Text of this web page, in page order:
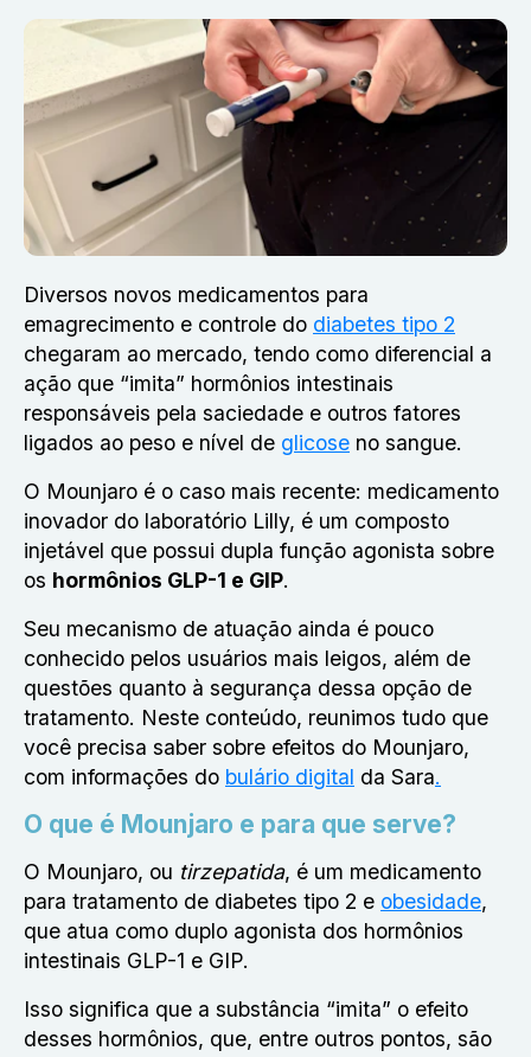
Diversos novos medicamentos para
emagrecimento e controle do diabetes tipo 2
chegaram ao mercado, tendo como diferencial a
ação que “imita” hormônios intestinais
responsáveis pela saciedade e outros fatores
ligados ao peso e nível de glicose no sangue.
O Mounjaro é o caso mais recente: medicamento
inovador do laboratório Lilly, é um composto
injetável que possui dupla função agonista sobre
os hormônios GLP-1 e GIP.
Seu mecanismo de atuação ainda é pouco
conhecido pelos usuários mais leigos, além de
questões quanto à segurança dessa opção de
tratamento. Neste conteúdo, reunimos tudo que
você precisa saber sobre efeitos do Mounjaro,
com informações do bulário digital da Sara.
O que é Mounjaro e para que serve?
O Mounjaro, ou tirzepatida, é um medicamento
para tratamento de diabetes tipo 2 e obesidade,
que atua como duplo agonista dos hormônios
intestinais GLP-1 e GIP.
Isso significa que a substância “imita” o efeito
desses hormônios, que, entre outros pontos, são